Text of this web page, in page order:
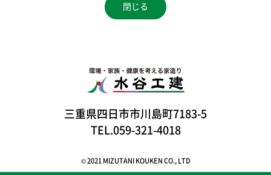
閉じる
三重県四日市市川島町7183-5
TEL.059-321-4018
© 2021 MIZUTANI KOUKEN CO., LTD